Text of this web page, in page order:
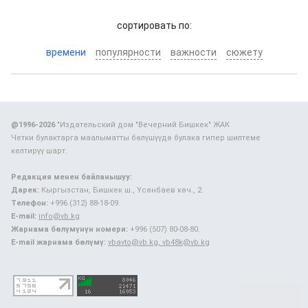
cортировать по:
времени популярности важности сюжету
@1996-2026"Издательский дом "Вечерний Бишкек" ЖАК
Четки булактарга маалыматты бөлүшүүдө булака гипер шилтеме
келтирүү шарт.
Редакция менен байланышуу:
Дарек: Кыргызстан, Бишкек ш., Үсөнбаев көч., 2.
Телефон: +996 (312) 88-18-09.
E-mail: info@vb.kg
Жарнама бөлүмүнүн номери: +996 (507) 80-08-80.
E-mail жарнама бөлүмү: vbavto@vb.kg, vb48k@vb.kg